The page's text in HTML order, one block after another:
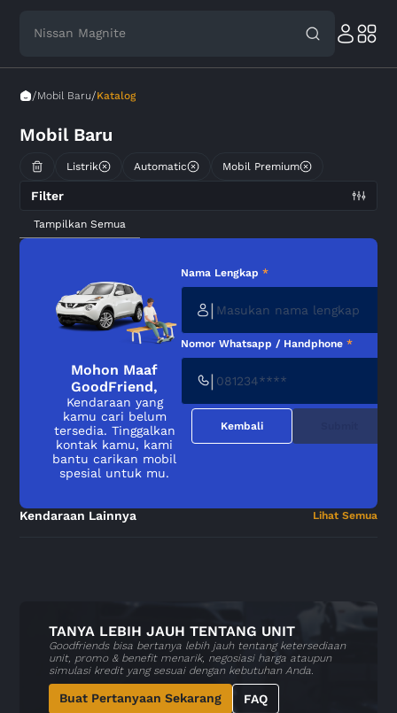
Nissan Magnite
/Mobil Baru/Katalog
Mobil Baru
Listrik Automatic Mobil Premium
Filter
Tampilkan Semua
Mohon Maaf
GoodFriend,
Kendaraan yang
kamu cari belum
tersedia. Tinggalkan
kontak kamu, kami
bantu carikan mobil
spesial untuk mu.
Nama Lengkap*
|
Nomor Whatsapp / Handphone*
|
Kembali
Kendaraan Lainnya Lihat Semua
TANYA LEBIH JAUH TENTANG UNIT
Goodfriends bisa bertanya lebih jauh tentang ketersediaan
unit, promo & benefit menarik, negosiasi harga ataupun
simulasi kredit yang sesuai dengan kebutuhan Anda.
Buat Pertanyaan Sekarang FAQ